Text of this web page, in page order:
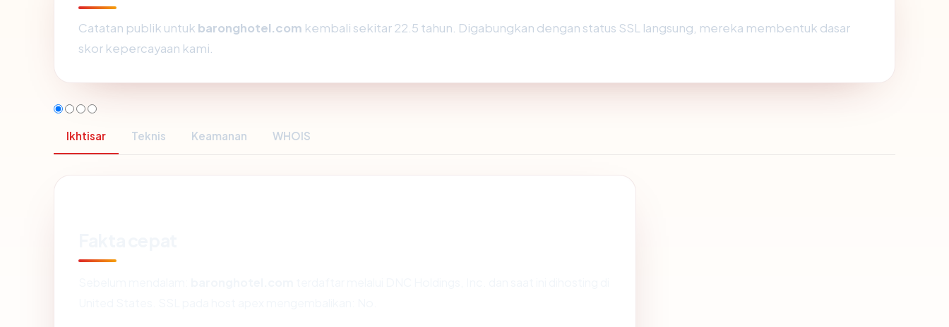
Catatan publik untuk baronghotel.com kembali sekitar 22.5 tahun. Digabungkan dengan status SSL langsung, mereka membentuk dasar
skor kepercayaan kami.
Ikhtisar Teknis Keamanan WHOIS